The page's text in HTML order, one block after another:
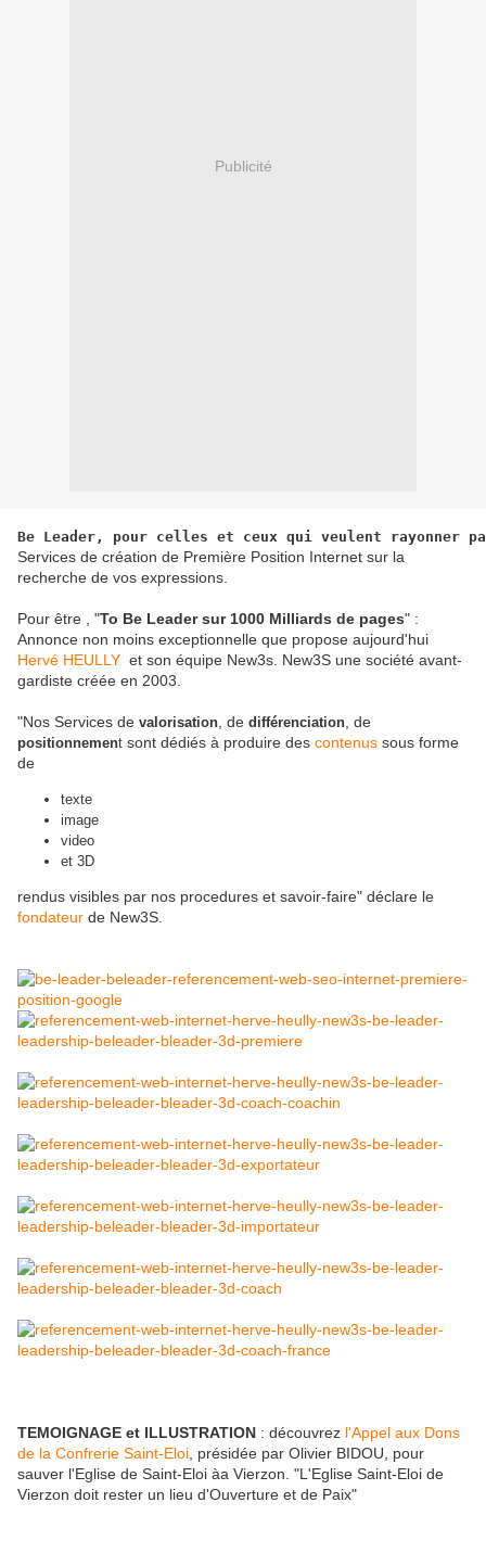
Publicité
Be Leader, pour celles et ceux qui veulent rayonner
Services de création de Première Position Internet sur la
recherche de vos expressions.
Pour être , "To Be Leader sur 1000 Milliards de pages" :
Annonce non moins exceptionnelle que propose aujourd'hui
Hervé HEULLY et son équipe New3s. New3S une société avant-
gardiste créée en 2003.
"Nos Services de valorisation , de différenciation , de
positionnement sont dédiés à produire des contenus sous forme
de
texte
image
video
et 3D
rendus visibles par nos procedures et savoir-faire" déclare le
fondateur de New3S.
TEMOIGNAGE et ILLUSTRATION : découvrez l'Appel aux Dons
de la Confrerie Saint-Eloi , présidée par Olivier BIDOU, pour
sauver l'Eglise de Saint-Eloi àa Vierzon. "L'Eglise Saint-Eloi de
Vierzon doit rester un lieu d'Ouverture et de Paix"